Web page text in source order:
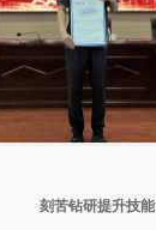
刻苦钻研提升技能